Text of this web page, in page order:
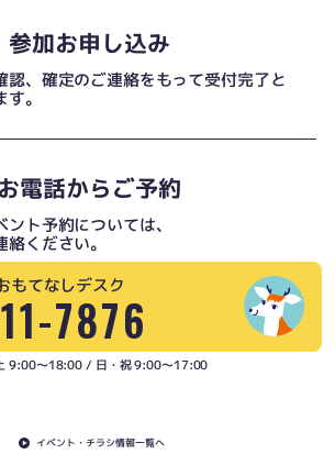
参加お申し込み
認、確定のご連絡をもって受付完了と
。
電話からご予約
ト予約については、
ください。
もてなしデスク
7876
9:00〜18:00 / 日・祝 9:00〜17:00
イベント・チラシ情報一覧へ